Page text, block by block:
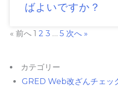
ばよいですか？
« 前へ 1 2 3 … 5 次へ »
カテゴリー
GRED Web改ざんチェッ